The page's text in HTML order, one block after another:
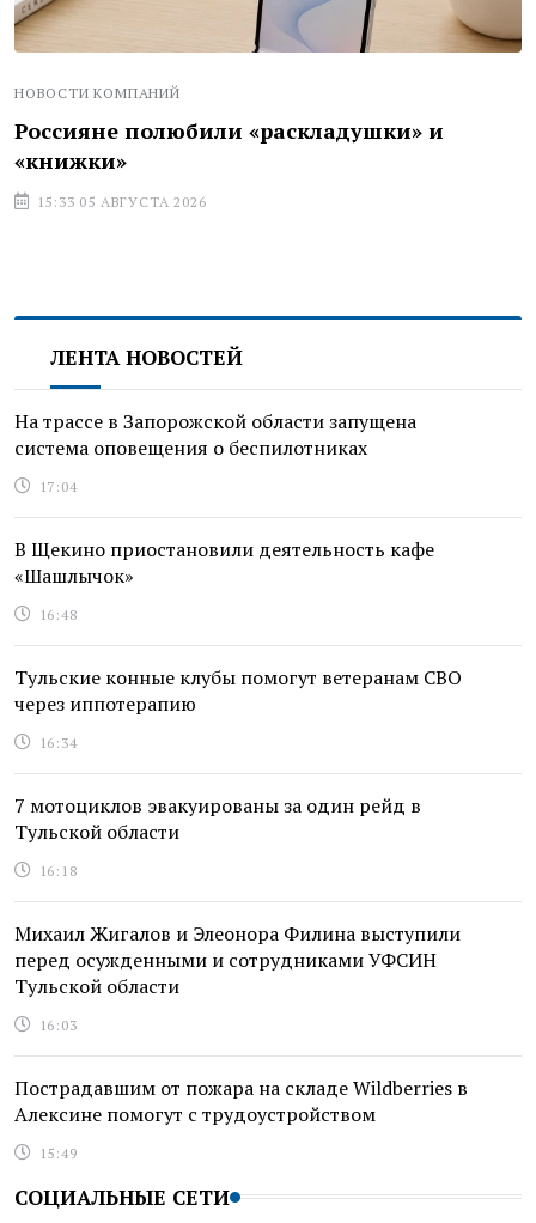
НОВОСТИ КОМПАНИЙ
Россияне полюбили «раскладушки» и
«книжки»
15:33 05 АВГУСТА 2026
ЛЕНТА НОВОСТЕЙ
На трассе в Запорожской области запущена
система оповещения о беспилотниках
17:04
В Щекино приостановили деятельность кафе
«Шашлычок»
16:48
Тульские конные клубы помогут ветеранам СВО
через иппотерапию
16:34
7 мотоциклов эвакуированы за один рейд в
Тульской области
16:18
Михаил Жигалов и Элеонора Филина выступили
перед осужденными и сотрудниками УФСИН
Тульской области
16:03
Пострадавшим от пожара на складе Wildberries в
Алексине помогут с трудоустройством
15:49
СОЦИАЛЬНЫЕ СЕТИ